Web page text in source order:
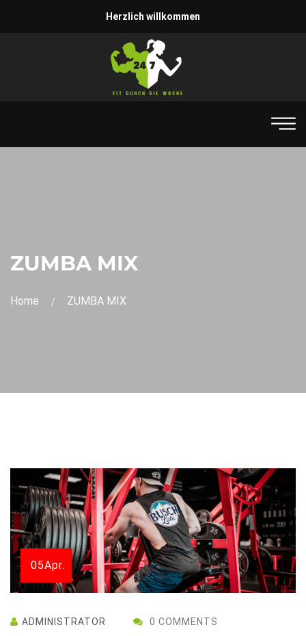
Herzlich willkommen
ZUMBA MIX
Home ZUMBA MIX
05Apr.
ADMINISTRATOR 0 COMMENTS